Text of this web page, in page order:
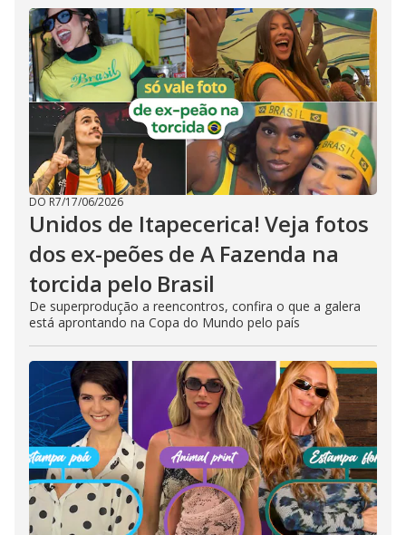
DO R7/17/06/2026
Unidos de Itapecerica! Veja fotos
dos ex-peões de A Fazenda na
torcida pelo Brasil
De superprodução a reencontros, confira o que a galera
está aprontando na Copa do Mundo pelo país